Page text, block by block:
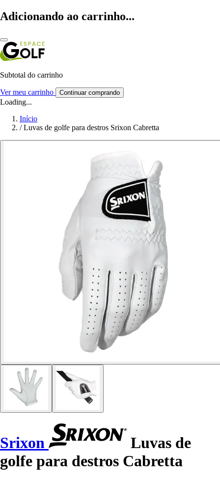
Adicionando ao carrinho...
Subtotal do carrinho
Ver meu carrinho Continuar comprando
Loading...
Início
/ Luvas de golfe para destros Srixon Cabretta
Srixon
Luvas de
golfe para destros Cabretta